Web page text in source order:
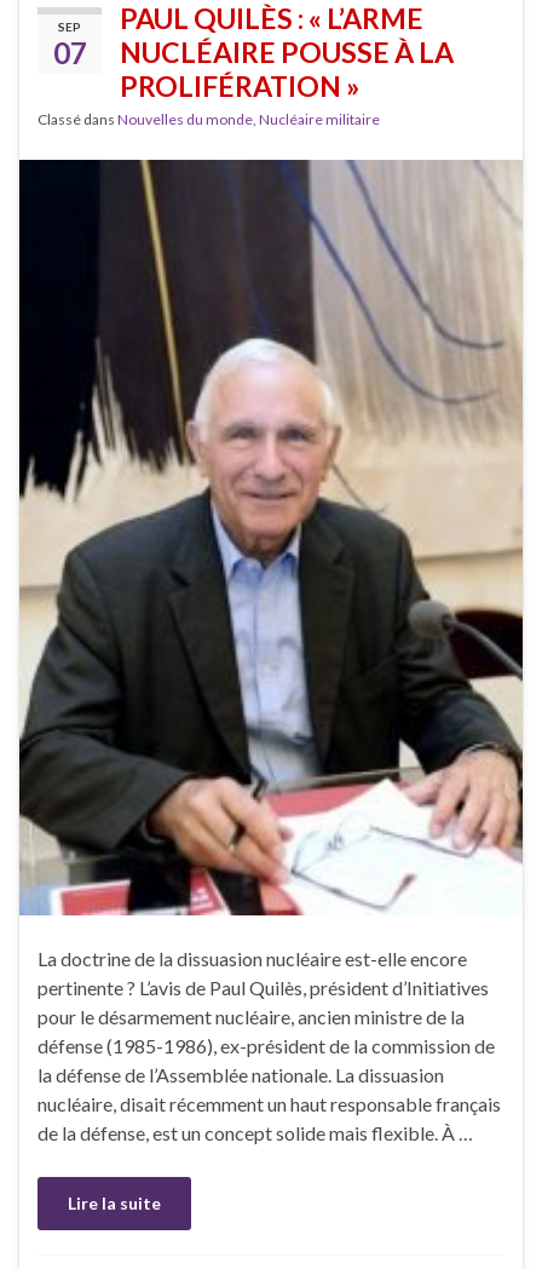
SEP
07
PAUL QUILÈS : « L’ARME
NUCLÉAIRE POUSSE À LA
PROLIFÉRATION »
Classé dans Nouvelles du monde, Nucléaire militaire
La doctrine de la dissuasion nucléaire est-elle encore
pertinente ? L’avis de Paul Quilès, président d’Initiatives
pour le désarmement nucléaire, ancien ministre de la
défense (1985-1986), ex-président de la commission de
la défense de l’Assemblée nationale. La dissuasion
nucléaire, disait récemment un haut responsable français
de la défense, est un concept solide mais flexible. À …
Lire la suite